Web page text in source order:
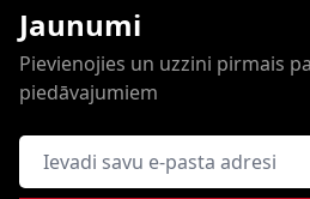
Jaunumi
Pievienojies un uzzini pirmais
piedāvajumiem
E-pasta adrese